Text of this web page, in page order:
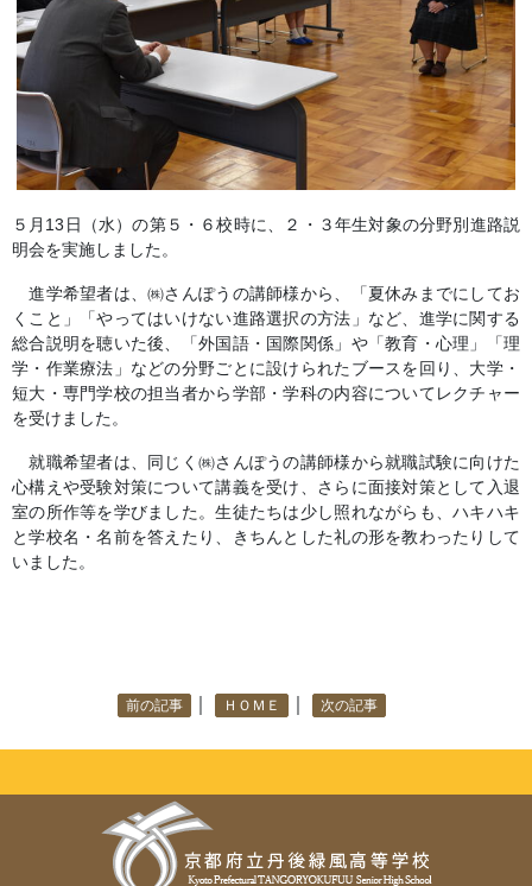
５月13日（水）の第５・６校時に、２・３年生対象の分野別進路説
明会を実施しました。
進学希望者は、㈱さんぽうの講師様から、「夏休みまでにしてお
くこと」「やってはいけない進路選択の方法」など、進学に関する
総合説明を聴いた後、「外国語・国際関係」や「教育・心理」「理
学・作業療法」などの分野ごとに設けられたブースを回り、大学・
短大・専門学校の担当者から学部・学科の内容についてレクチャー
を受けました。
就職希望者は、同じく㈱さんぽうの講師様から就職試験に向けた
心構えや受験対策について講義を受け、さらに面接対策として入退
室の所作等を学びました。生徒たちは少し照れながらも、ハキハキ
と学校名・名前を答えたり、きちんとした礼の形を教わったりして
いました。
前の記事 ＨＯＭＥ 次の記事